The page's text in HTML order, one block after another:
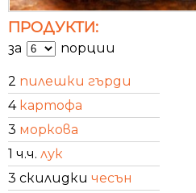
ПРОДУКТИ:
за порции
2 пилешки гърди
4 картофа
3 моркова
1 ч.ч. лук
3 скилидки чесън